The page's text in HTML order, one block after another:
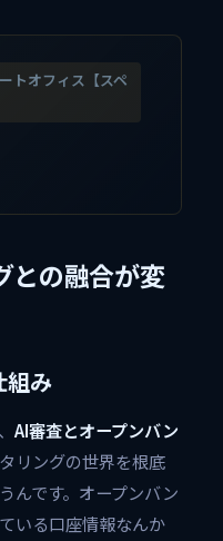
トオフィス【スペ
との融合が変
組み
AI審査とオープンバン
リングの世界を根底
んです。オープンバン
いる口座情報なんか